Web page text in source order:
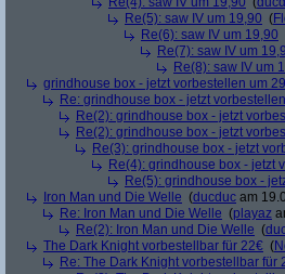
Re(5): saw IV um 19,90 (
Re(6): saw IV um 19,90
Re(7): saw IV um
Re(8): saw IV um
grindhouse box - jetzt vorbestellen um
Re: grindhouse box - jetzt
Re(2): grindhouse box - jetzt
Re(2): grindhouse box - jetzt
Re(3): grindhouse box - jetzt
Re(4): grindhouse box - jetzt
Re(5): grindhouse box -
Iron Man und Die Welle (ducduc am
Re: Iron Man und Die Welle (playaz
Re(2): Iron Man und Die Welle (
The Dark Knight vorbestellbar für 22€ (
Re: The Dark Knight vorbestellbar für